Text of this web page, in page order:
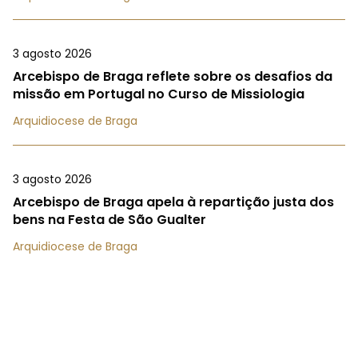
3 agosto 2026
Arcebispo de Braga reflete sobre os desafios da
missão em Portugal no Curso de Missiologia
Arquidiocese de Braga
3 agosto 2026
Arcebispo de Braga apela à repartição justa dos
bens na Festa de São Gualter
Arquidiocese de Braga